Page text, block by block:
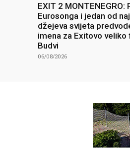
EXIT 2 MONTENEGRO:
Eurosonga i jedan od
džejeva svijeta
imena za Exitovo veliko
Budvi
06/08/2026